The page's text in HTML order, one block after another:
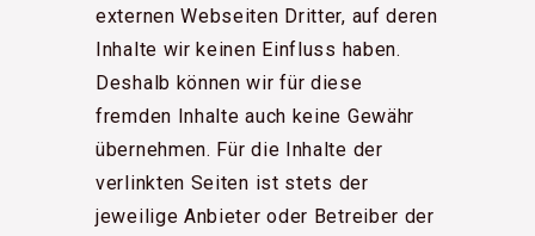
externen Webseiten Dritter, auf deren
Inhalte wir keinen Einfluss haben.
Deshalb können wir für diese
fremden Inhalte auch keine Gewähr
übernehmen. Für die Inhalte der
verlinkten Seiten ist stets der
jeweilige Anbieter oder Betreiber der